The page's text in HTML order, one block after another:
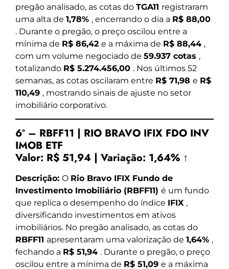
pregão analisado, as cotas do TGA11 registraram
uma alta de 1,78% , encerrando o dia a R$ 88,00
. Durante o pregão, o preço oscilou entre a
mínima de R$ 86,42 e a máxima de R$ 88,44 ,
com um volume negociado de 59.937 cotas ,
totalizando R$ 5.274.456,00 . Nos últimos 52
semanas, as cotas oscilaram entre R$ 71,98 e R$
110,49 , mostrando sinais de ajuste no setor
imobiliário corporativo.
6º – RBFF11 | RIO BRAVO IFIX FDO INV
IMOB ETF
Valor: R$ 51,94 | Variação: 1,64% ↑
Descrição: O Rio Bravo IFIX Fundo de
Investimento Imobiliário (RBFF11) é um fundo
que replica o desempenho do índice IFIX ,
diversificando investimentos em ativos
imobiliários. No pregão analisado, as cotas do
RBFF11 apresentaram uma valorização de 1,64% ,
fechando a R$ 51,94 . Durante o pregão, o preço
oscilou entre a mínima de R$ 51,09 e a máxima